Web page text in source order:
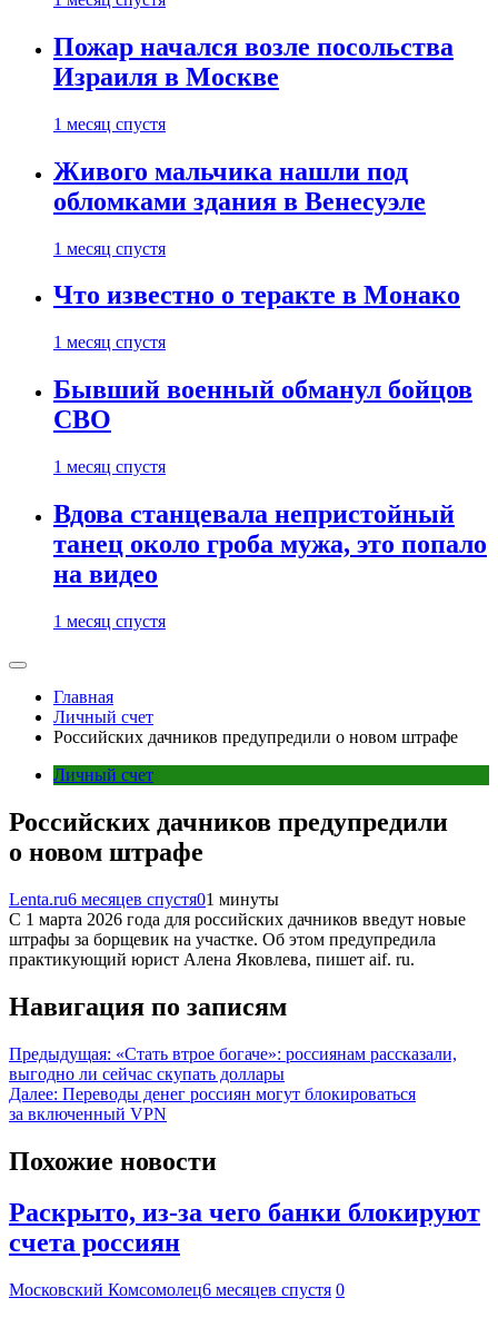
Пожар начался возле посольства
Израиля в Москве
1 месяц спустя
Живого мальчика нашли под
обломками здания в Венесуэле
1 месяц спустя
Что известно о теракте в Монако
1 месяц спустя
Бывший военный обманул бойцов
СВО
1 месяц спустя
Вдова станцевала непристойный
танец около гроба мужа, это попало
на видео
1 месяц спустя
Главная
Личный счет
Российских дачников предупредили о новом штрафе
Личный счет
Российских дачников предупредили
о новом штрафе
Lenta.ru6 месяцев спустя01 минуты
C 1 марта 2026 года для российских дачников введут новые
штрафы за борщевик на участке. Об этом предупредила
практикующий юрист Алена Яковлева, пишет aif. ru.
Навигация по записям
Предыдущая: «Стать втрое богаче»: россиянам рассказали,
выгодно ли сейчас скупать доллары
Далее: Переводы денег россиян могут блокироваться
за включенный VPN
Похожие новости
Раскрыто, из-за чего банки блокируют
счета россиян
Московский Комсомолец6 месяцев спустя 0